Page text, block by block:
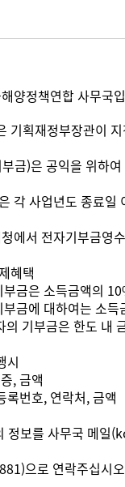
양정책연합 사무국
기획재정부장관이
금)은 공익을 위하
각 사업년도 종료
에서 전자기부금영
혜택
금은 소득금액의
금에 대하여는 소
기부금은 한도 내
시
, 금액
록번호, 연락처, 금액
정보를 사무국 메
으로 연락주십시